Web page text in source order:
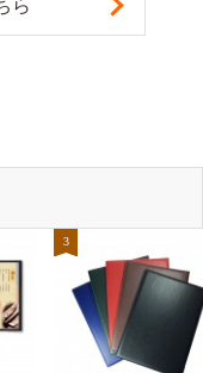
ら